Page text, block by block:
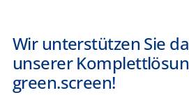
Wir unterstützen Sie
unserer
green.screen!